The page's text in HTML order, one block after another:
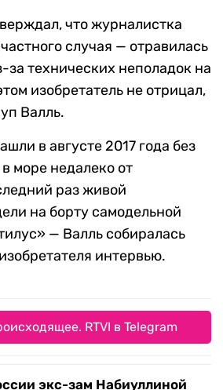
что журналистка
случая — отравилась
за технических неполадок на
изобретатель не отрицал,
Валль.
в августе 2017 года без
море недалеко от
раз живой
на борту самодельной
— Валль собиралась
интервью.
RTVI в Telegram
экс-зам Набиуллиной